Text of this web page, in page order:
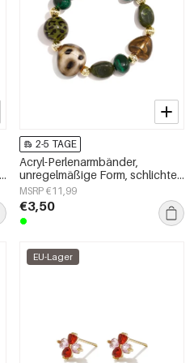
2-5 TAGE
Acryl-Perlenarmbänder,
unregelmäßige Form, schlichte
Alltagsserie, Damenschmuck
MSRP €11,99
€3,50
EU-Lager